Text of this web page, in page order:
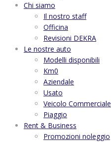
Chi siamo
Il nostro staff
Officina
Revisioni DEKRA
Le nostre auto
Modelli disponibili
Km0
Aziendale
Usato
Veicolo Commerciale
Piaggio
Rent & Business
Promozioni noleggio